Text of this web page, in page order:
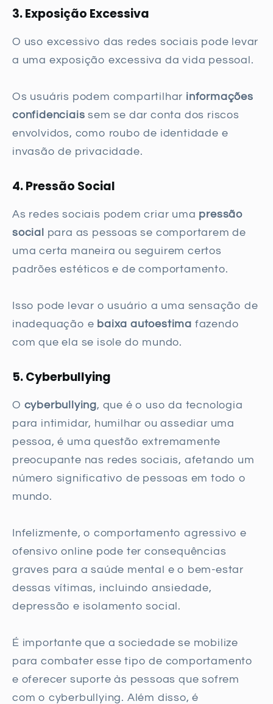
3. Exposição Excessiva
O uso excessivo das redes sociais pode levar
a uma exposição excessiva da vida pessoal.
Os usuáris podem compartilhar informações
confidenciais sem se dar conta dos riscos
envolvidos, como roubo de identidade e
invasão de privacidade.
4. Pressão Social
As redes sociais podem criar uma pressão
social para as pessoas se comportarem de
uma certa maneira ou seguirem certos
padrões estéticos e de comportamento.
Isso pode levar o usuário a uma sensação de
inadequação e baixa autoestima fazendo
com que ela se isole do mundo.
5. Cyberbullying
O cyberbullying, que é o uso da tecnologia
para intimidar, humilhar ou assediar uma
pessoa, é uma questão extremamente
preocupante nas redes sociais, afetando um
número significativo de pessoas em todo o
mundo.
Infelizmente, o comportamento agressivo e
ofensivo online pode ter consequências
graves para a saúde mental e o bem-estar
dessas vítimas, incluindo ansiedade,
depressão e isolamento social.
É importante que a sociedade se mobilize
para combater esse tipo de comportamento
e oferecer suporte às pessoas que sofrem
com o cyberbullying. Além disso, é